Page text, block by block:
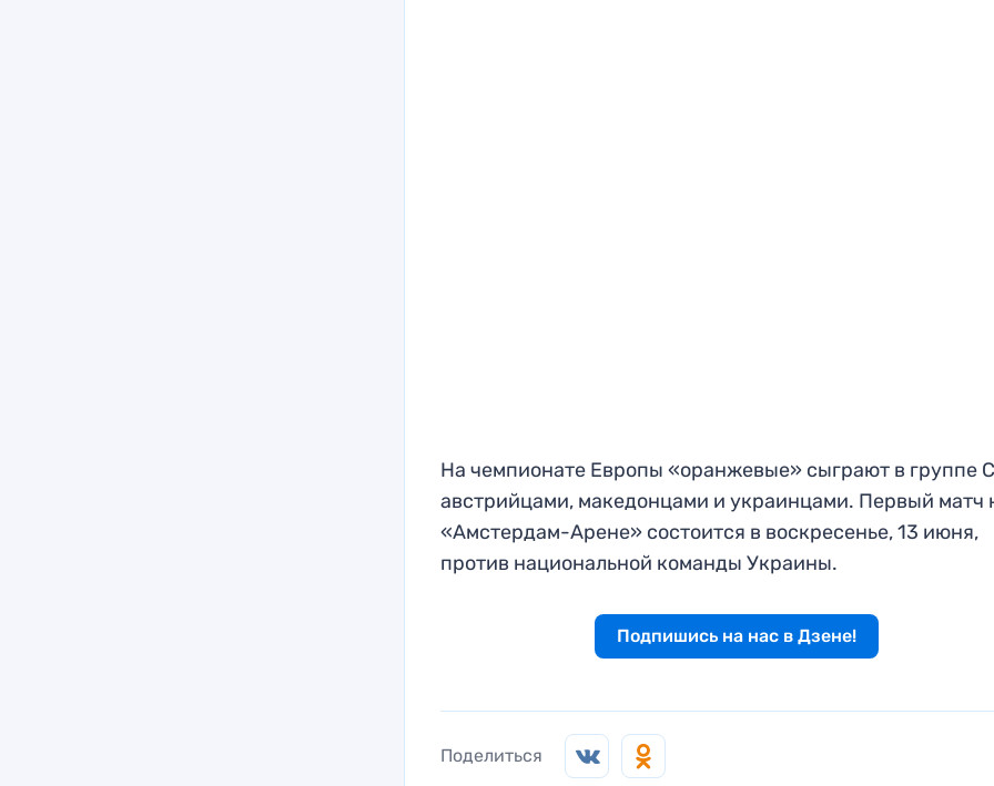
На чемпионате Европы «оранжевые» сыграют в группе
австрийцами, македонцами и украинцами. Первый матч
«Амстердам-Арене» состоится в воскресенье, 13 июня,
против национальной команды Украины.
Подпишись на нас в Дзене!
Поделиться